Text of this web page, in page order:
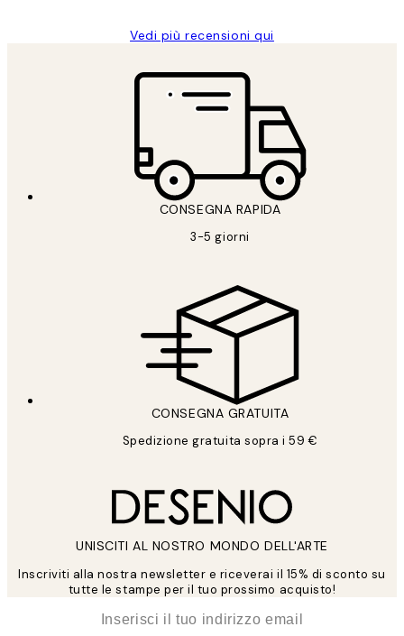
Vedi più recensioni qui
CONSEGNA RAPIDA
3-5 giorni
CONSEGNA GRATUITA
Spedizione gratuita sopra i 59 €
UNISCITI AL NOSTRO MONDO DELL'ARTE
Inscriviti alla nostra newsletter e riceverai il 15% di sconto su
tutte le stampe per il tuo prossimo acquisto!